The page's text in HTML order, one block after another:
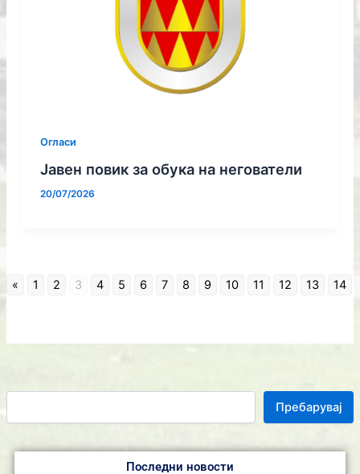
Пребарувај
Последни новости
Огласи
Јавен повик за обука на негователи
20/07/2026
« 1 2 3 4 5 6 7 8 9 10 11 12 13 14